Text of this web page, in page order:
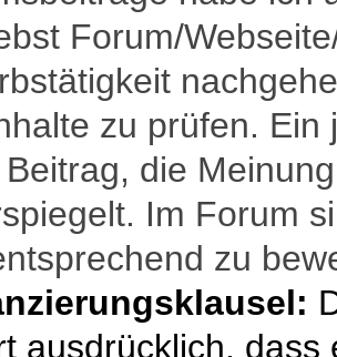
Forum/
zu prüfen.
die
Im Forum
zu
ausdrücklich,